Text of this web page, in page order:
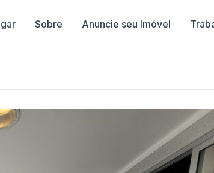
Sobre Anuncie seu Imóvel